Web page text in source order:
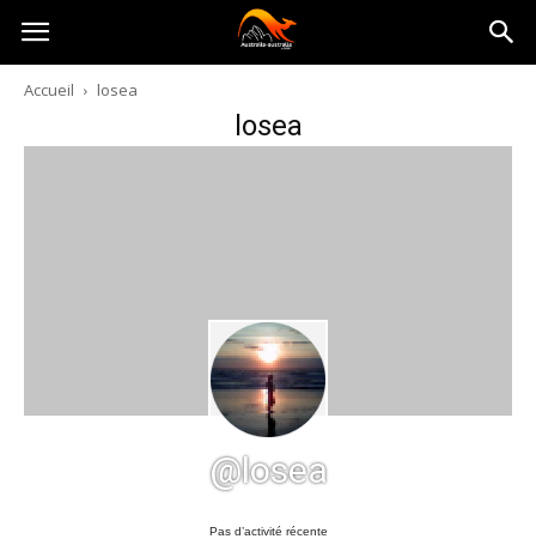
Australia-
australie.com
Accueil losea
losea
@losea
Pas d’activité récente